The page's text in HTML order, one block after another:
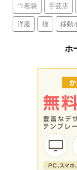
巾着袋 手芸店
洋服 猫 移動
ホ